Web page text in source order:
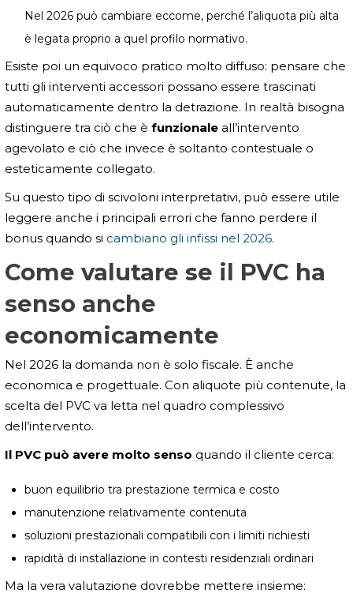
Nel 2026 può cambiare eccome, perché l’aliquota più alta
è legata proprio a quel profilo normativo.
Esiste poi un equivoco pratico molto diffuso: pensare che
tutti gli interventi accessori possano essere trascinati
automaticamente dentro la detrazione. In realtà bisogna
distinguere tra ciò che è funzionale all’intervento
agevolato e ciò che invece è soltanto contestuale o
esteticamente collegato.
Su questo tipo di scivoloni interpretativi, può essere utile
leggere anche i principali errori che fanno perdere il
bonus quando si cambiano gli infissi nel 2026.
Come valutare se il PVC ha
senso anche
economicamente
Nel 2026 la domanda non è solo fiscale. È anche
economica e progettuale. Con aliquote più contenute, la
scelta del PVC va letta nel quadro complessivo
dell’intervento.
Il PVC può avere molto senso quando il cliente cerca:
buon equilibrio tra prestazione termica e costo
manutenzione relativamente contenuta
soluzioni prestazionali compatibili con i limiti richiesti
rapidità di installazione in contesti residenziali ordinari
Ma la vera valutazione dovrebbe mettere insieme: